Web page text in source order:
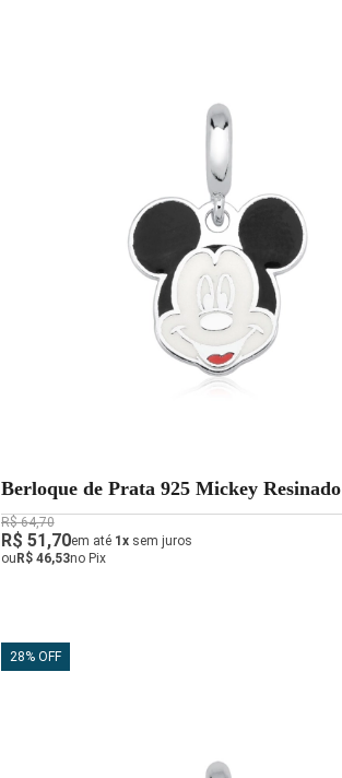
Berloque de Prata 925 Mickey Resinado
R$ 64,70
R$ 51,70em até 1xsem juros
ou R$ 46,53no Pix
28% OFF